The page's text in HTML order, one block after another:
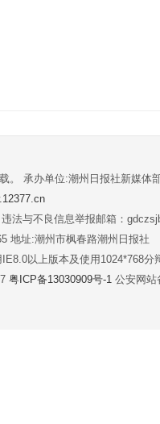
。 承办单位:潮州日报社新媒体
法与不良信息举报邮箱：
地址:潮州市枫春路潮州日报社
以上版本及使用1024*768分
粤ICP备13030909号-1 公安网站